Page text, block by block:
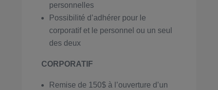
personnelles
Possibilité d’adhérer pour le
corporatif et le personnel ou un seul
des deux
CORPORATIF
Remise de 150$ à l’ouverture d’un